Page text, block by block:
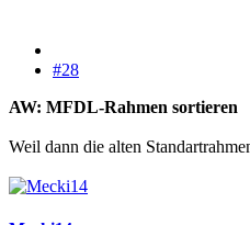
#28
AW: MFDL-Rahmen sortieren
Weil dann die alten